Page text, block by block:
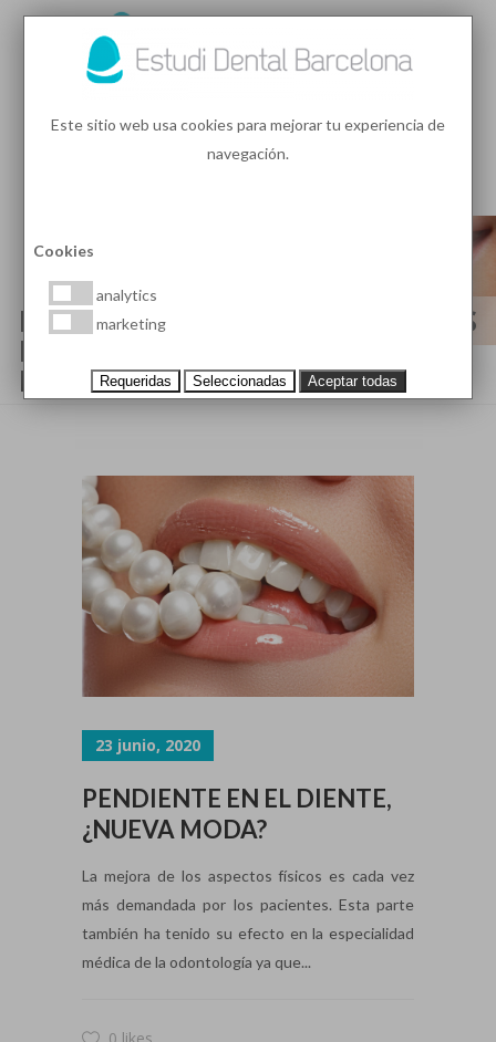
EDB ONLINE CON LAS ÚLTIMAS
NOTICIAS EN SALUD BUCAL Y
ESTÉTICA DENTAL (PÁGINA 4)
23 junio, 2020
PENDIENTE EN EL DIENTE,
¿NUEVA MODA?
La mejora de los aspectos físicos es cada vez
más demandada por los pacientes. Esta parte
también ha tenido su efecto en la especialidad
médica de la odontología ya que...
Este sitio web usa cookies para mejorar tu experiencia de
navegación.
Cookies
analytics
marketing
Requeridas Seleccionadas Aceptar todas